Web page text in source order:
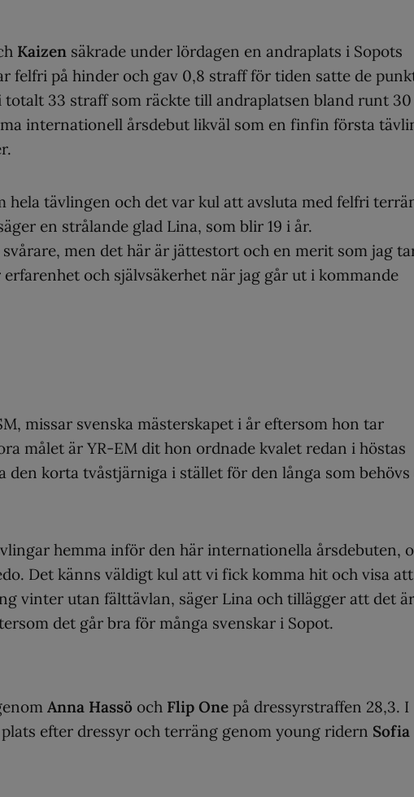
Kaizen säkrade under lördagen en andraplats i Sopots
felfri på hinder och gav 0,8 straff för tiden satte de
33 straff som räckte till andraplatsen bland runt 30
internationell årsdebut likväl som en finfin första
hela tävlingen och det var kul att avsluta med felfri
en strålande glad Lina, som blir 19 i år.
men det här är jättestort och en merit som jag
och självsäkerhet när jag går ut i kommande
missar svenska mästerskapet i år eftersom hon tar
målet är YR-EM dit hon ordnade kvalet redan i höstas
den korta tvåstjärniga i stället för den långa som
hemma inför den här internationella årsdebuten,
Det känns väldigt kul att vi fick komma hit och visa
vinter utan fälttävlan, säger Lina och tillägger att det är
det går bra för många svenskar i Sopot.
Anna Hassö och Flip One på dressyrstraffen 28,3. I
efter dressyr och terräng genom young ridern Sofia